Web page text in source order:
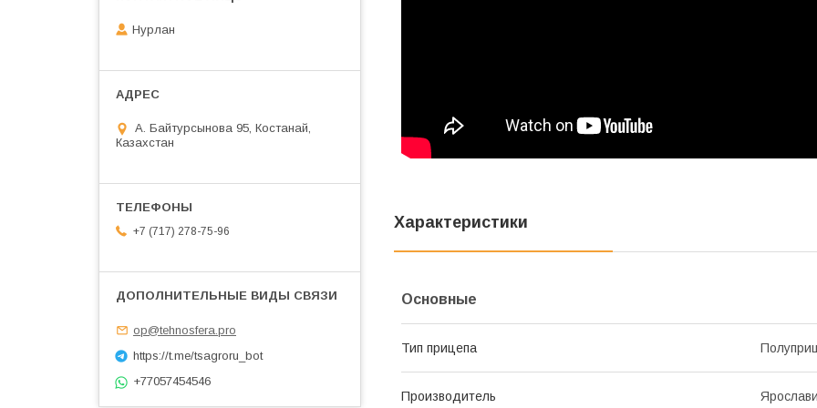
Характеристики
Основные
Тип прицепа
Производитель
Нурлан
А. Байтурсынова 95, Костанай,
Казахстан
+7 (717) 278-75-96
op@tehnosfera.pro
https://t.me/tsagroru_bot
+77057454546